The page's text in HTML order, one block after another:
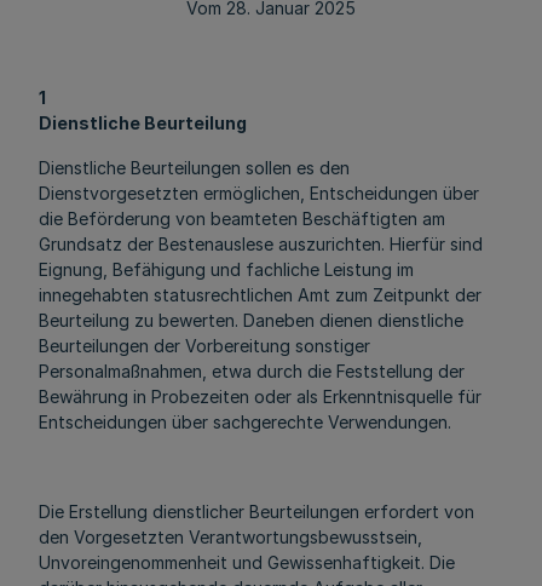
Vom 28. Januar 2025
1
Dienstliche Beurteilung
Dienstliche Beurteilungen sollen es den
Dienstvorgesetzten ermöglichen, Entscheidungen über
die Beförderung von beamteten Beschäftigten am
Grundsatz der Bestenauslese auszurichten. Hierfür sind
Eignung, Befähigung und fachliche Leistung im
innegehabten statusrechtlichen Amt zum Zeitpunkt der
Beurteilung zu bewerten. Daneben dienen dienstliche
Beurteilungen der Vorbereitung sonstiger
Personalmaßnahmen, etwa durch die Feststellung der
Bewährung in Probezeiten oder als Erkenntnisquelle für
Entscheidungen über sachgerechte Verwendungen.
Die Erstellung dienstlicher Beurteilungen erfordert von
den Vorgesetzten Verantwortungsbewusstsein,
Unvoreingenommenheit und Gewissenhaftigkeit. Die